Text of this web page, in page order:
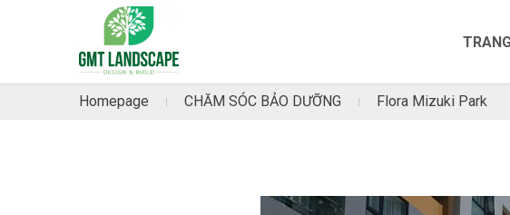
Homepage CHĂM SÓC BẢO DƯỠNG Flora Mizuki Park